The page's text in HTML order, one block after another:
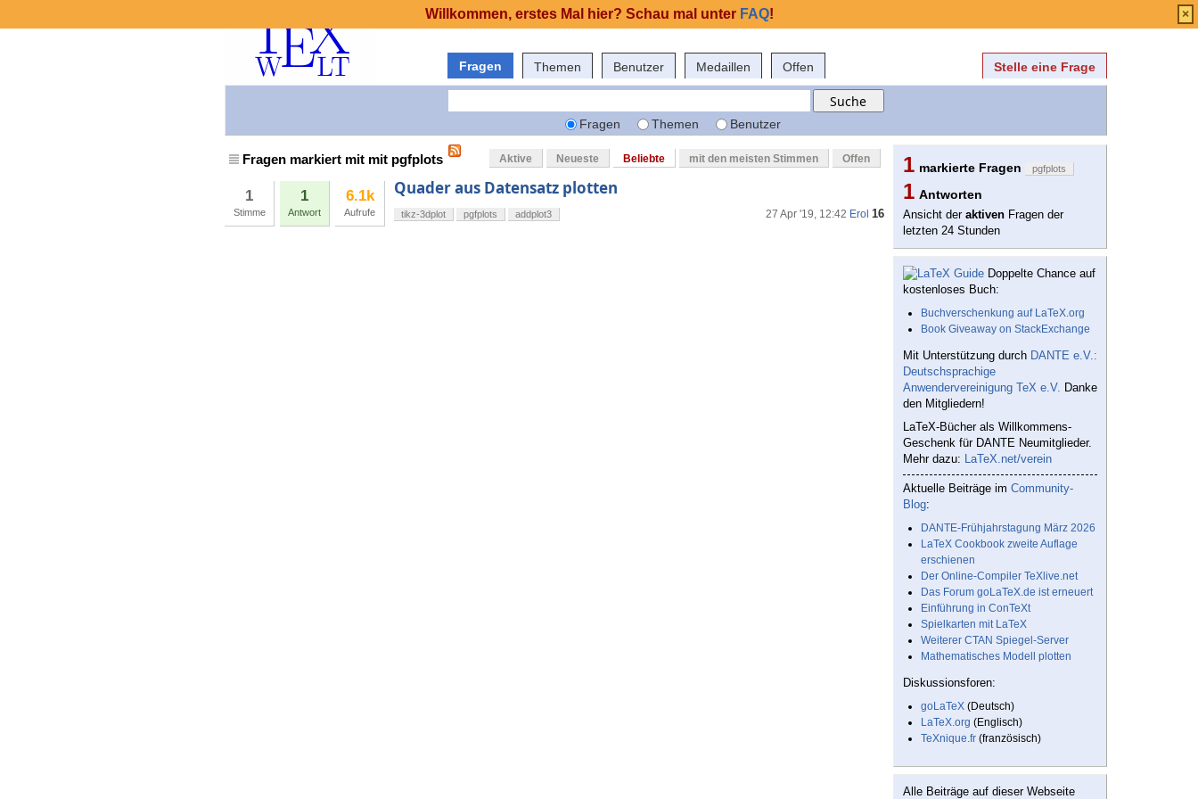
Fragen Themen Benutzer Medaillen Offen Stelle eine Frage
Fragen Themen Benutzer
Fragen markiert mit mit pgfplots Aktive Neueste Beliebte mit den meisten Stimmen Offen
1
Stimme
1
Antwort
6.1k
Aufrufe
Quader aus Datensatz plotten
27 Apr '19, 12:42 Erol 16
tikz-3dplot pgfplots addplot3
1 markierte Fragen pgfplots
1 Antworten
Ansicht der aktiven Fragen der
letzten 24 Stunden
Doppelte Chance auf
kostenloses Buch:
Buchverschenkung auf LaTeX.org
Book Giveaway on StackExchange
Mit Unterstützung durch DANTE e.V.:
Deutschsprachige
Anwendervereinigung TeX e.V. Danke
den Mitgliedern!
LaTeX-Bücher als Willkommens-
Geschenk für DANTE Neumitglieder.
Mehr dazu: LaTeX.net/verein
Aktuelle Beiträge im Community-
Blog:
DANTE-Frühjahrstagung März 2026
LaTeX Cookbook zweite Auflage
erschienen
Der Online-Compiler TeXlive.net
Das Forum goLaTeX.de ist erneuert
Einführung in ConTeXt
Spielkarten mit LaTeX
Weiterer CTAN Spiegel-Server
Mathematisches Modell plotten
Diskussionsforen:
goLaTeX (Deutsch)
LaTeX.org (Englisch)
TeXnique.fr (französisch)
Alle Beiträge auf dieser Webseite
Willkommen, erstes Mal hier? Schau mal unter FAQ! ×